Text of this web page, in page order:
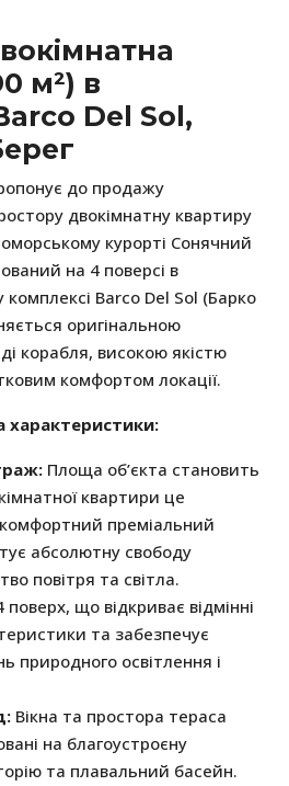
м²) в
Del Sol,
до продажу
двокімнатну квартиру
курорті Сонячний
на 4 поверсі в
Barco Del Sol (Барко
оригінальною
корабля, високою якістю
комфортом локації.
характеристики:
Площа об’єкта становить
квартири це
комфортний преміальний
абсолютну свободу
повітря та світла.
поверх, що відкриває відмінні
та забезпечує
природного освітлення і
Вікна та простора тераса
на благоустроєну
та плавальний басейн.